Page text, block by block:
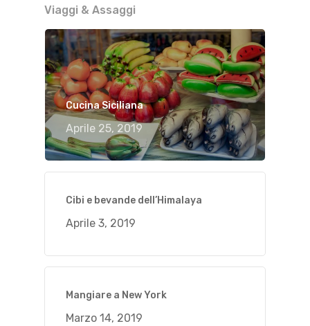
Viaggi & Assaggi
Cucina Siciliana
Aprile 25, 2019
Cibi e bevande dell’Himalaya
Aprile 3, 2019
Mangiare a New York
Marzo 14, 2019